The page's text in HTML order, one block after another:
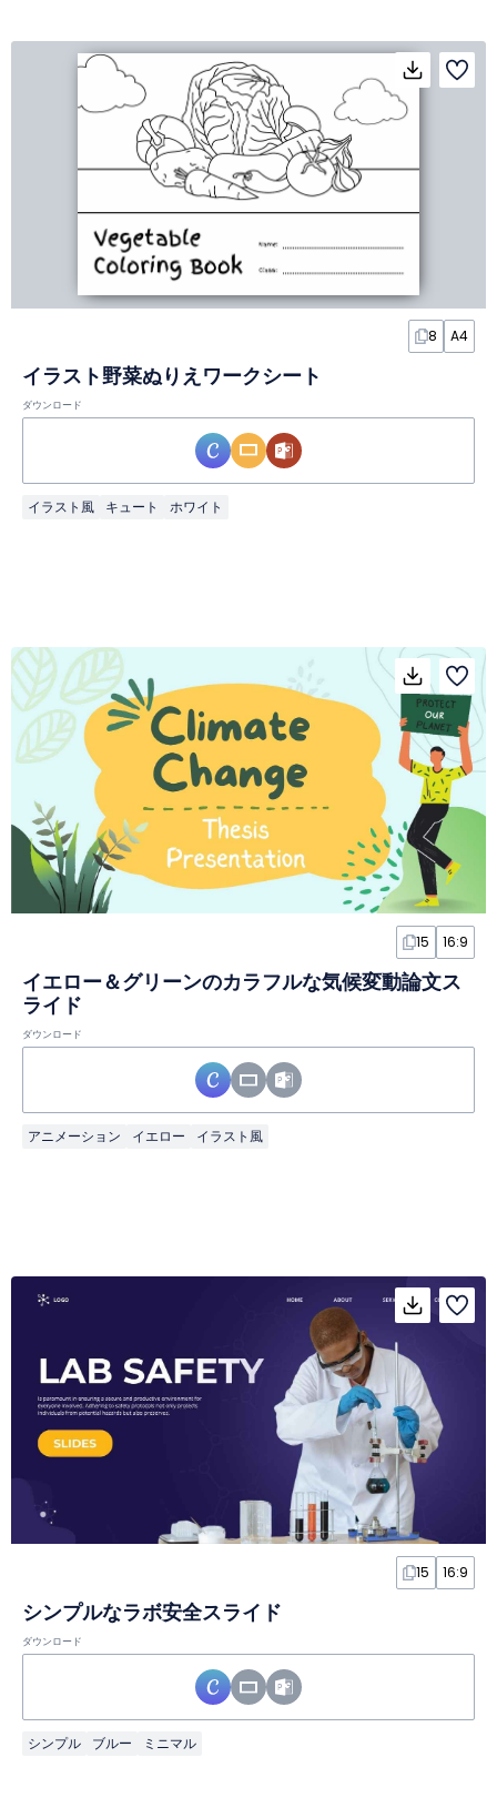
8 A4
イラスト野菜ぬりえワークシート
ダウンロード
イラスト風 キュート ホワイト
15 16:9
イエロー＆グリーンのカラフルな気候変動論文ス
ライド
ダウンロード
アニメーション イエロー イラスト風
15 16:9
シンプルなラボ安全スライド
ダウンロード
シンプル ブルー ミニマル